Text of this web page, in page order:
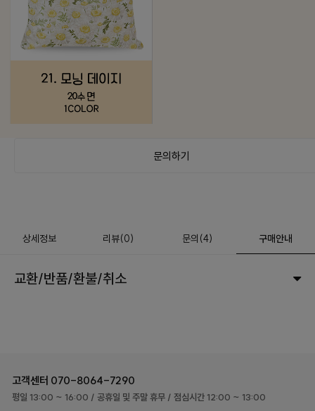
문의하기
상세정보 리뷰(0) 문의 (4) 구매안내
교환/반품/환불/취소
고객센터 070-8064-7290
평일 13:00 ~ 16:00 / 공휴일 및 주말 휴무 / 점심시간 12:00 ~ 13:00